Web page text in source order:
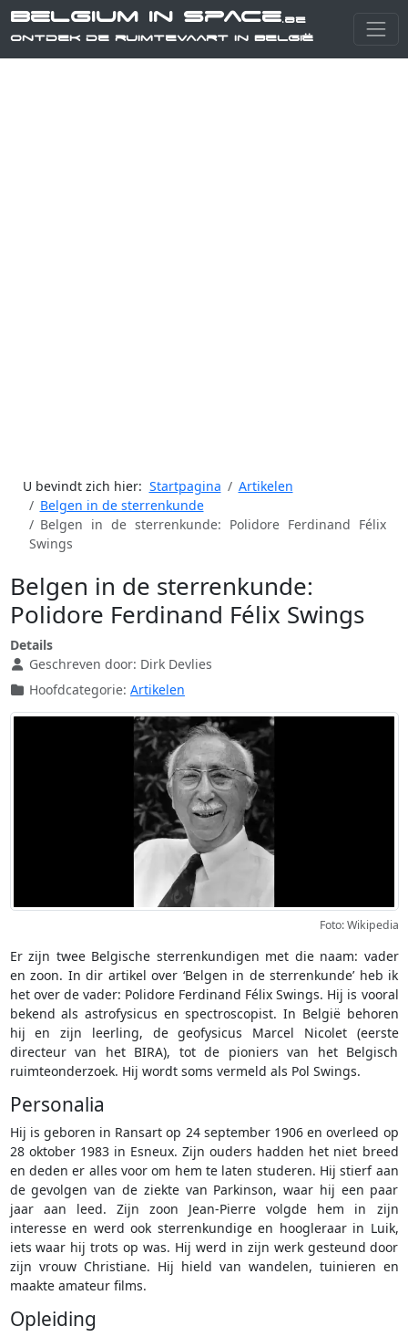
Belgium in Space.be
Ontdek de ruimtevaart in België
U bevindt zich hier: Startpagina
Artikelen
Belgen in de sterrenkunde
Belgen in de sterrenkunde: Polidore Ferdinand Félix
Swings
Belgen in de sterrenkunde:
Polidore Ferdinand Félix Swings
Details
Geschreven door: Dirk Devlies
Hoofdcategorie: Artikelen
Foto: Wikipedia
Er zijn twee Belgische sterrenkundigen met die naam: vader
en zoon. In dir artikel over ‘Belgen in de sterrenkunde’ heb ik
het over de vader: Polidore Ferdinand Félix Swings. Hij is vooral
bekend als astrofysicus en spectroscopist. In België behoren
hij en zijn leerling, de geofysicus Marcel Nicolet (eerste
directeur van het BIRA), tot de pioniers van het Belgisch
ruimteonderzoek. Hij wordt soms vermeld als Pol Swings.
Personalia
Hij is geboren in Ransart op 24 september 1906 en overleed op
28 oktober 1983 in Esneux. Zijn ouders hadden het niet breed
en deden er alles voor om hem te laten studeren. Hij stierf aan
de gevolgen van de ziekte van Parkinson, waar hij een paar
jaar aan leed. Zijn zoon Jean-Pierre volgde hem in zijn
interesse en werd ook sterrenkundige en hoogleraar in Luik,
iets waar hij trots op was. Hij werd in zijn werk gesteund door
zijn vrouw Christiane. Hij hield van wandelen, tuinieren en
maakte amateur films.
Opleiding